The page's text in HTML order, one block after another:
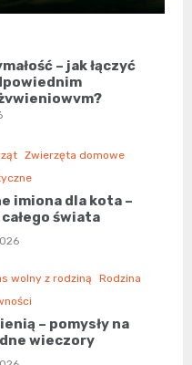
– jak łączyć
Zwierzęta domowe
imiona dla kota –
świata
wolny z rodziną
Rodzina
– pomysły na
wieczory